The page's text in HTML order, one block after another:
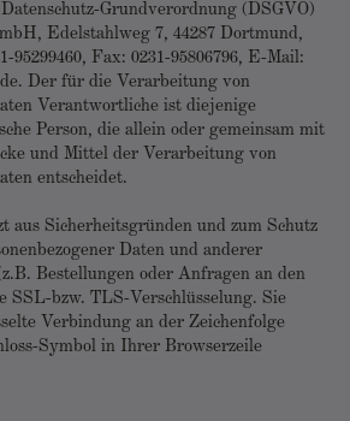
Grundverordnung (DSGVO)
Edelstahlweg 7, 44287 Dortmund,
95299460, Fax: 0231-95806796, E-Mail:
Der für die Verarbeitung von
Verantwortliche ist diejenige
Person, die allein oder gemeinsam mit
und Mittel der Verarbeitung von
entscheidet.
aus Sicherheitsgründen und zum Schutz
Daten und anderer
Bestellungen oder Anfragen an den
SSL-bzw. TLS-Verschlüsselung. Sie
Verbindung an der Zeichenfolge
Symbol in Ihrer Browserzeile